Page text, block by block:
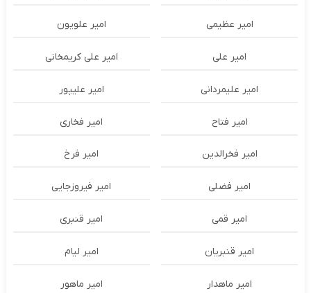
امیر عظیمی امیر علویون
امیر علی امیر علی کریمخانی
امیر علیمردانی امیر علیپور
امیر فتاح امیر فخاری
امیر فخرالدین امیر فرخ
امیر فضلی امیر فیروزجایی
امیر قمی امیر قنبری
امیر قنبریان امیر لیام
امیر ماهدار امیر ماهور